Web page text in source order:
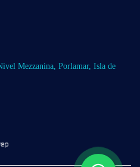
Mezzanina, Porlamar, Isla de